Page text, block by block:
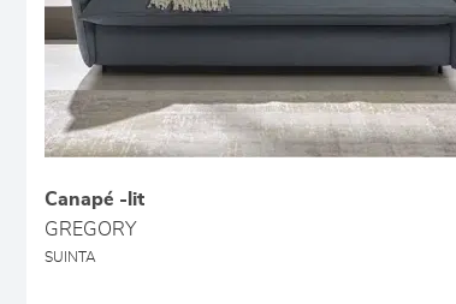
Canapé -lit
GREGORY
SUINTA